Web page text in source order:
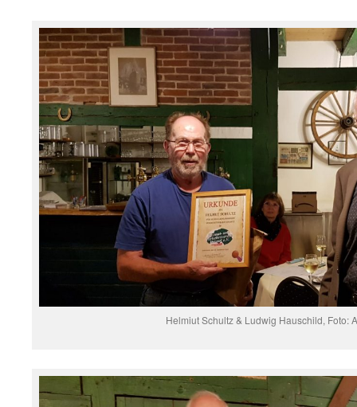
Helmiut Schultz & Ludwig Hauschild, Foto: